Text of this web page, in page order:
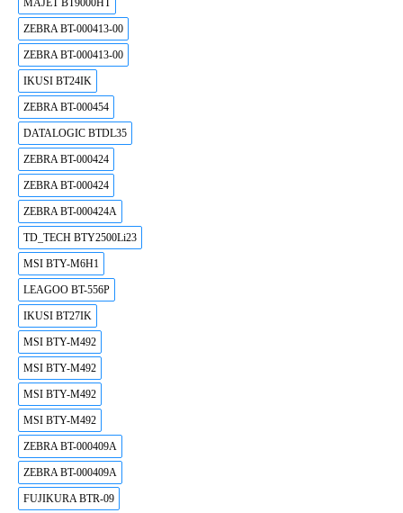
MAJET BT9000HT
ZEBRA BT-000413-00
ZEBRA BT-000413-00
IKUSI BT24IK
ZEBRA BT-000454
DATALOGIC BTDL35
ZEBRA BT-000424
ZEBRA BT-000424
ZEBRA BT-000424A
TD_TECH BTY2500Li23
MSI BTY-M6H1
LEAGOO BT-556P
IKUSI BT27IK
MSI BTY-M492
MSI BTY-M492
MSI BTY-M492
MSI BTY-M492
ZEBRA BT-000409A
ZEBRA BT-000409A
FUJIKURA BTR-09